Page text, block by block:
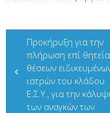
Πλοήγηση
άρθρων
Προκήρυξη για την
πλήρωση επί θητεία
θέσεων
ιατρών του κλάδου
Ε.Σ.Υ., για την
των αναγκών των